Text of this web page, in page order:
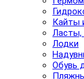
Кайты
Ласты,
Лодки
Обувь